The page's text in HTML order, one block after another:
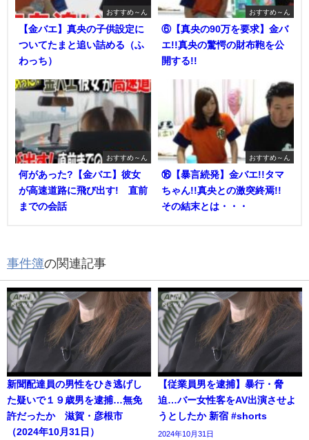
おすすめ～ん
【金バエ】真央の子供設定に
ついてたまと追い詰める（ふ
わっち）
おすすめ～ん
⑥【真央の90万を要求】金バ
エ!!真央の驚愕の財布鞄を公
開する!!
おすすめ～ん
何があった?【金バエ】彼女
が高速道路に飛び出す! 直前
までの会話
おすすめ～ん
⑯【暴言続発】金バエ!!タマ
ちゃん!!真央との激突終焉!!
その結末とは・・・
事件簿の関連記事
新聞配達員の男性をひき逃げし
た疑いで１９歳男を逮捕…無免
許だったか 滋賀・彦根市
（2024年10月31日）
【従業員男を逮捕】暴行・脅
迫…バー女性客をAV出演させよ
うとしたか 新宿 #shorts
2024年10月31日